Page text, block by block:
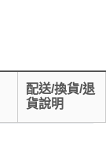
配送/換貨/退
貨說明